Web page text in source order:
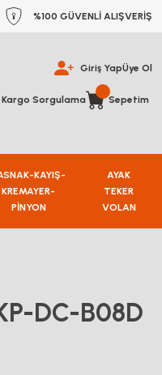
%100 GÜVENLİ ALIŞVERİŞ
Giriş YapÜye Ol
Kargo Sorgulama Sepetim
KAYIŞ-
KREMAYER-
PİNYON
AYAK
TEKER
VOLAN
DC-B08D